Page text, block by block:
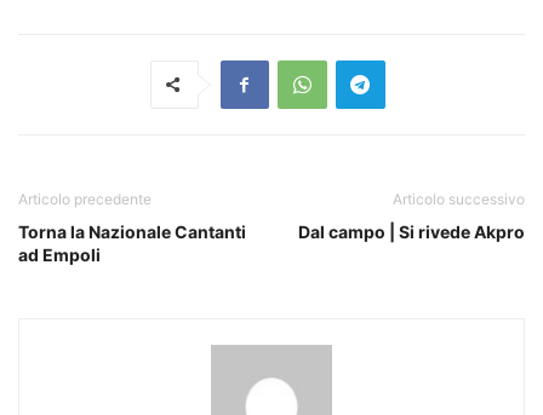
Articolo precedente
Torna la Nazionale Cantanti
ad Empoli
Articolo successivo
Dal campo | Si rivede Akpro